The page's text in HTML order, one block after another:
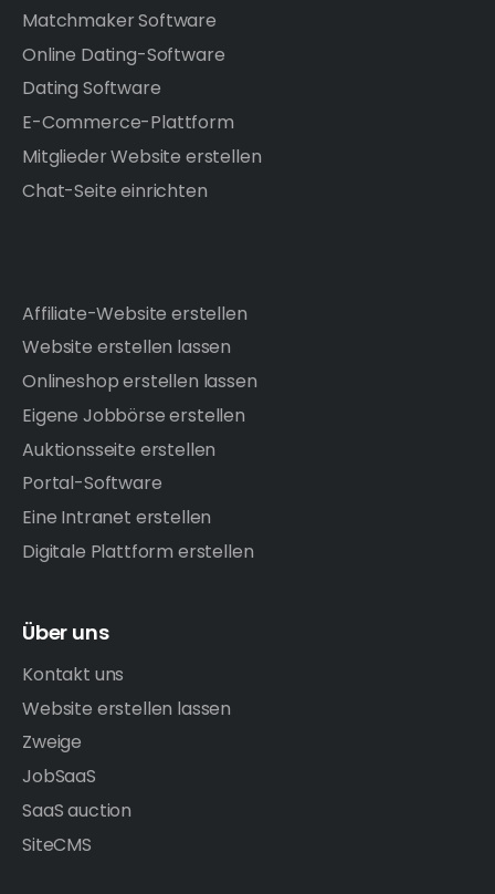
Matchmaker Software
Online Dating-Software
Dating Software
E-Commerce-Plattform
Mitglieder Website erstellen
Chat-Seite einrichten
Affiliate-Website erstellen
Website erstellen lassen
Onlineshop erstellen lassen
Eigene Jobbörse erstellen
Auktionsseite erstellen
Portal-Software
Eine Intranet erstellen
Digitale Plattform erstellen
Über uns
Kontakt uns
Website erstellen lassen
Zweige
JobSaaS
SaaS auction
SiteCMS